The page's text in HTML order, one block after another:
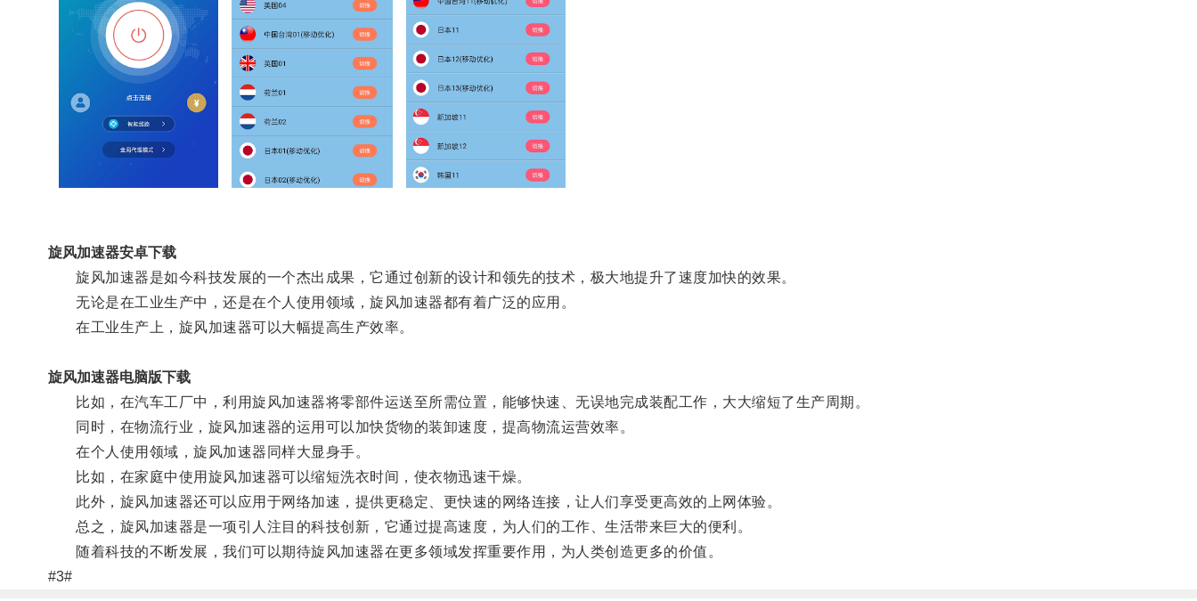
旋风加速器安卓下载
旋风加速器是如今科技发展的一个杰出成果，它通过创新的设计和领先的技术，极大地提升了速度加快的效果。
无论是在工业生产中，还是在个人使用领域，旋风加速器都有着广泛的应用。
在工业生产上，旋风加速器可以大幅提高生产效率。
旋风加速器电脑版下载
比如，在汽车工厂中，利用旋风加速器将零部件运送至所需位置，能够快速、无误地完成装配工作，大大缩短了生产周期。
同时，在物流行业，旋风加速器的运用可以加快货物的装卸速度，提高物流运营效率。
在个人使用领域，旋风加速器同样大显身手。
比如，在家庭中使用旋风加速器可以缩短洗衣时间，使衣物迅速干燥。
此外，旋风加速器还可以应用于网络加速，提供更稳定、更快速的网络连接，让人们享受更高效的上网体验。
总之，旋风加速器是一项引人注目的科技创新，它通过提高速度，为人们的工作、生活带来巨大的便利。
随着科技的不断发展，我们可以期待旋风加速器在更多领域发挥重要作用，为人类创造更多的价值。
#3#